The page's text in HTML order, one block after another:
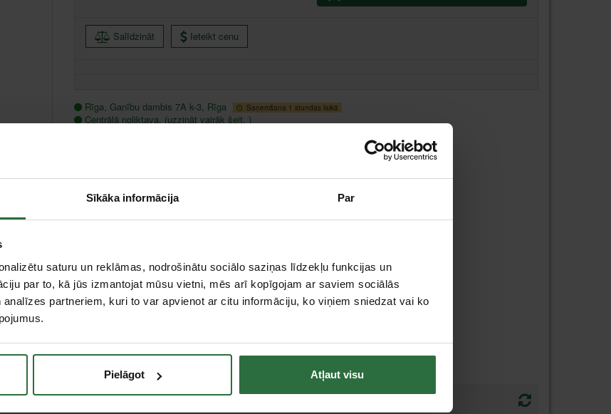
Sīkāka informācija Par
saturu un reklāmas, nodrošinātu sociālo saziņas līdzekļu funkcijas un
par to, kā jūs izmantojat mūsu vietni, mēs arī kopīgojam ar saviem sociālās
partneriem, kuri to var apvienot ar citu informāciju, ko viņiem sniedzat vai ko
Pielāgot Atļaut visu
Salīdzināt Ieteikt cenu
Rīga, Ganību dambis 7A k-3, Rīga Saņemšana 1 stundas laikā
Centrālā noliktava, (uzzināt vairāk šeit, )
par...